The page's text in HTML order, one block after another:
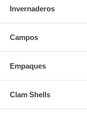
Invernaderos
Campos
Empaques
Clam Shells